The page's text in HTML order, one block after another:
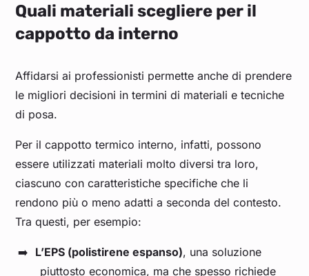
Quali materiali scegliere per il
cappotto da interno
Affidarsi ai professionisti permette anche di prendere
le migliori decisioni in termini di materiali e tecniche
di posa.
Per il cappotto termico interno, infatti, possono
essere utilizzati materiali molto diversi tra loro,
ciascuno con caratteristiche specifiche che li
rendono più o meno adatti a seconda del contesto.
Tra questi, per esempio:
L’EPS (polistirene espanso), una soluzione
piuttosto economica, ma che spesso richiede